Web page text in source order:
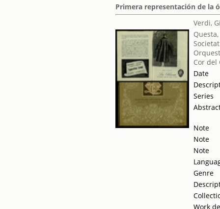
Primera representación de la
Verdi,
Cor del
Date
Series
Note
Note
Note
Genre
Work